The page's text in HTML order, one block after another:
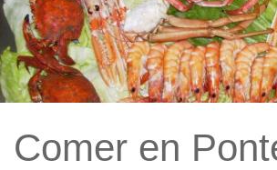
Comer en